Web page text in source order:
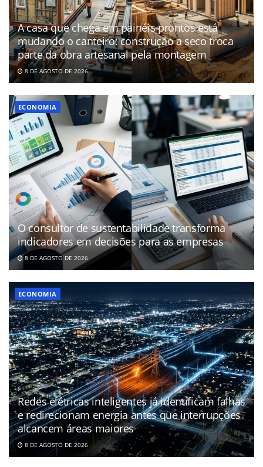
A casa que chega em painéis prontos está
mudando o canteiro: construção a seco troca
parte da obra artesanal pela montagem
8 DE AGOSTO DE 2026
ECONOMIA
O consultor de sustentabilidade transforma
indicadores em decisões para as empresas
8 DE AGOSTO DE 2026
ECONOMIA
Redes elétricas inteligentes já identificam falhas
e redirecionam energia antes que interrupções
alcancem áreas maiores
8 DE AGOSTO DE 2026